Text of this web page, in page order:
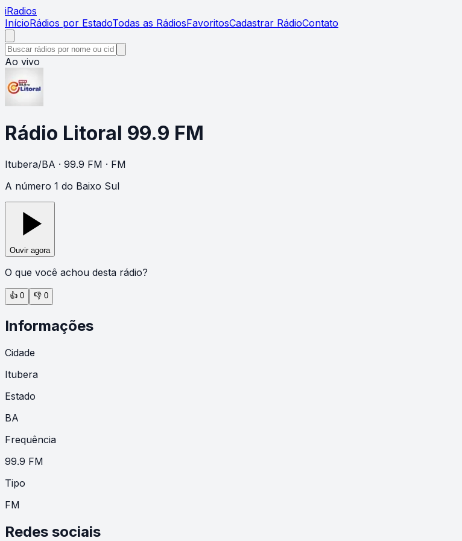
iRadios
InícioRádios por EstadoTodas as RádiosFavoritosCadastrar RádioContato
Ao vivo
Rádio Litoral 99.9 FM
Itubera/BA · 99.9 FM · FM
A número 1 do Baixo Sul
Ouvir agora
O que você achou desta rádio?
👍 0 👎 0
Informações
Cidade
Itubera
Estado
BA
Frequência
99.9 FM
Tipo
FM
Redes sociais